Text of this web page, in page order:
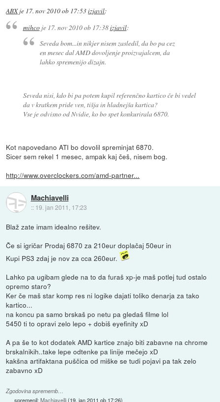
ABXje 17. nov 2010 ob 17:53izjavil:
mihcoje 17. nov 2010 ob 17:38izjavil:
Seveda bom...in nikjer nisem zasledil, da bo pa cez
en mesec dal AMD dovoljenje proizvajalcem, da
lahko spremenijo dizajn.
Seveda nisi, kdo bi pa potem kupil referenčno kartico če bi vedel
da v kratkem pride ven, tišja in hladnejša kartica?
Vse je odvisno od Nvidie, ko bo spet konkurirala 6870.
Kot napovedano ATI bo dovolil spreminjat 6870.
Sicer sem rekel 1 mesec, ampak kaj češ, nisem bog.
http://www.overclockers.com/amd-partner...
Machiavelli
:: 19. jan 2011, 17:23
Blaž zate imam idealno rešitev.
Če si igričar Prodaj 6870 za 210eur doplačaj 50eur in
Kupi PS3 zdaj je nov za cca 260eur.
Lahko pa ugibam glede na to da furaš xp-je maš potlej tud ostalo
opremo staro?
Ker če maš star komp res ni logike dajati toliko denarja za tako
kartico...
na koncu pa samo brskaš po netu pa gledaš filme lol
5450 ti to opravi zelo lepo + dobiš eyefinity xD
A pa še to kot dodatek AMD kartice znajo biti zabavne na chrome
brskalnikih..take lepe odtenke pa linije mečejo xD
kakšna artifaktana puščica od miške se tudi pojavi pa tak zelo
zabavno xD
Zgodovina sprememb…
spremenil:Machiavelli(19. jan 2011 ob 17:26)